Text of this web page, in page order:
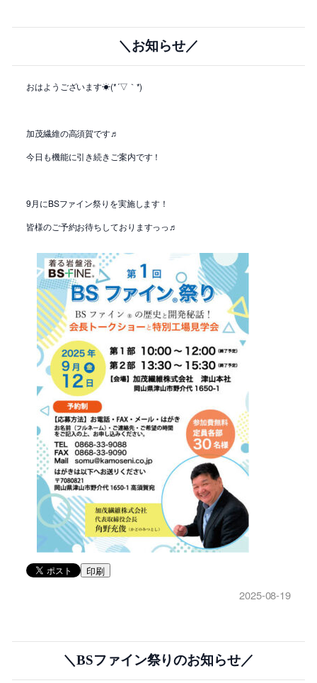
＼お知らせ／
おはようございます☀(*´▽｀*)
加茂繊維の高須賀です♬
今日も機能に引き続きご案内です！
9月にBSファイン祭りを実施します！
皆様のご予約お待ちしておりますっっ♬
印刷
2025-08-19
＼BSファイン祭りのお知らせ／